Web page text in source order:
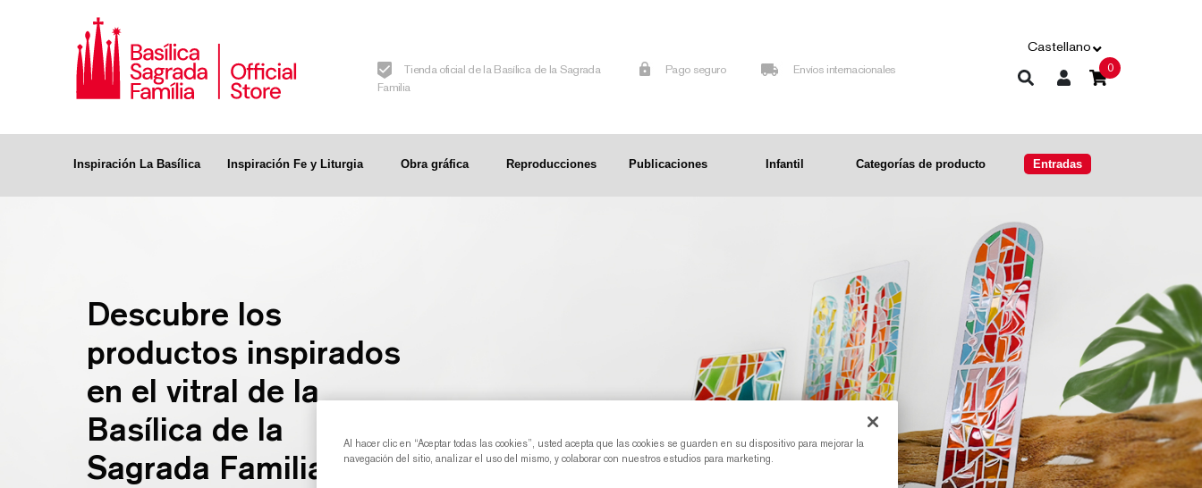
Tienda oficial de la Basílica de la Sagrada
Familia
Pago seguro Envíos internacionales
Castellano
0
Inspiración La Basílica Inspiración Fe y Liturgia Obra gráfica Reproducciones Publicaciones Infantil Categorías de producto Entradas
Descubre los
productos inspirados
en el vitral de la
Basílica de la
Sagrada Familia.
Al hacer clic en “Aceptar todas las cookies”, usted acepta que las cookies se guarden en su dispositivo para mejorar la
navegación del sitio, analizar el uso del mismo, y colaborar con nuestros estudios para marketing.